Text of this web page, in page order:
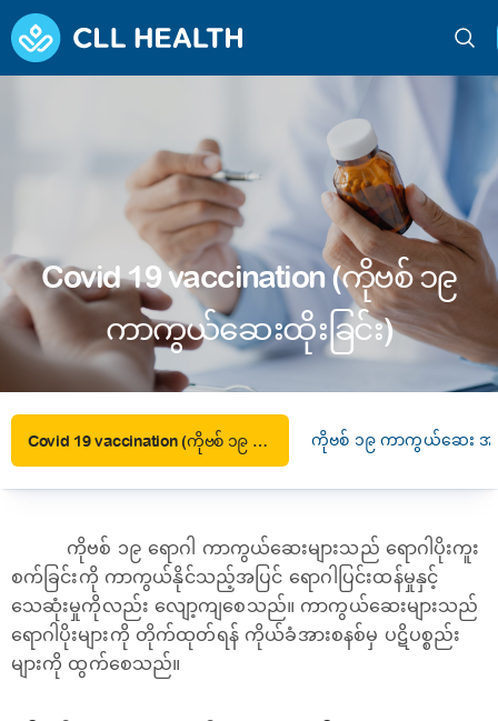
Covid 19 vaccination (ကိုဗစ် ၁၉
ကာကွယ်ဆေးထိုးခြင်း)
Covid 19 vaccination (ကိုဗစ် ၁၉ ကာကွယ်ဆေးထိုးခြင်း) ကိုဗစ် ၁၉ ကာကွယ်ဆေး အမျို
ကိုဗစ် ၁၉ ရောဂါ ကာကွယ်ဆေးများသည် ရောဂါပိုးကူး
စက်ခြင်းကို ကာကွယ်နိုင်သည့်အပြင် ရောဂါပြင်းထန်မှုနှင့်
သေဆုံးမှုကိုလည်း လျော့ကျစေသည်။ ကာကွယ်ဆေးများသည်
ရောဂါပိုးများကို တိုက်ထုတ်ရန် ကိုယ်ခံအားစနစ်မှ ပဋိပစ္စည်း
များကို ထွက်စေသည်။